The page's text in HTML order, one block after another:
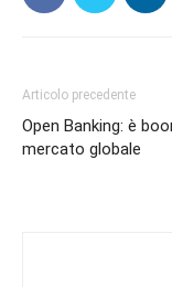
Articolo precedente
Open Banking: è
mercato globale